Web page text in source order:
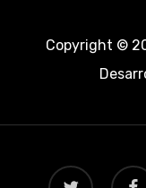
Copyright ©
twitter